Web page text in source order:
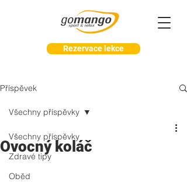
Rezervace lekce
Příspěvek
Všechny příspěvky
Zdravé tipy
Oběd
Všechny příspěvky
Ovocný koláč